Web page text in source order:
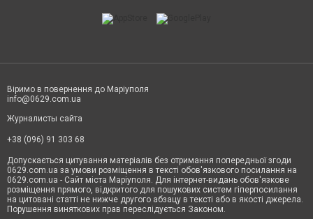
Віримо в повернення до Маріуполя
info@0629.com.ua
Журналисты сайта
+38 (096) 91 303 68
Допускається цитування матеріалів без отримання попередньої згоди
0629.com.ua за умови розміщення в тексті обов'язкового посилання на
0629.com.ua - Сайт міста Маріуполя. Для інтернет-видань обов'язкове
розміщення прямого, відкритого для пошукових систем гіперпосилання
на цитовані статті не нижче другого абзацу в тексті або в якості джерела.
Порушення виняткових прав переслідується Законом.